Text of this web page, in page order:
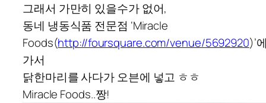
그래서 가만히 있을수가 없어,
동네 냉동식품 전문점 ‘Miracle
Foods(http://foursquare.com/venue/5692920)’
가서
닭한마리를 사다가 오븐에 넣고 ㅎㅎ
Miracle Foods..짱!